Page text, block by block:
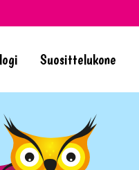
Suosittelukone